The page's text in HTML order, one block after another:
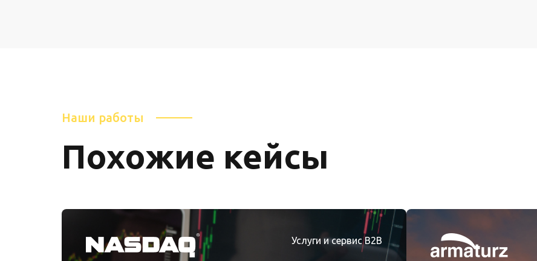
Наши работы
Похожие кейсы
Услуги и сервис B2B